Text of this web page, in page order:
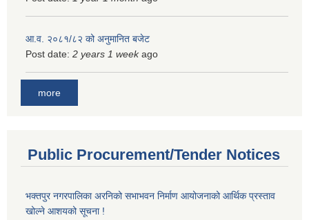
आ.व. २०८१/८२ को अनुमानित बजेट
Post date: 2 years 1 weekago
more
Public Procurement/Tender Notices
भक्तपुर नगरपालिका अरनिको सभाभवन निर्माण आयोजनाको आर्थिक प्रस्ताव
खोल्ने आशयको सूचना !